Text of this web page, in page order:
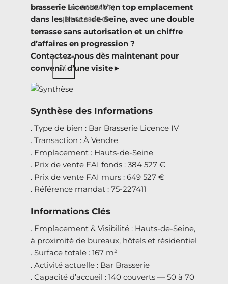
☎️ | CONTACT |
| 01.56.33 47.00 |
X
brasserie Licence IV en top emplacement
dans les Hauts-de-Seine, avec une double
terrasse sans autorisation et un chiffre
d’affaires en progression ?
Contactez-nous dès maintenant pour
convenir d’une visite►
Synthèse des Informations
. Type de bien : Bar Brasserie Licence IV
. Transaction : À Vendre
. Emplacement : Hauts-de-Seine
. Prix de vente FAI fonds : 384 527 €
. Prix de vente FAI murs : 649 527 €
. Référence mandat : 75-227411
Informations Clés
. Emplacement & Visibilité : Hauts-de-Seine,
à proximité de bureaux, hôtels et résidentiel
. Surface totale : 167 m²
. Activité actuelle : Bar Brasserie
. Capacité d’accueil : 140 couverts — 50 à 70